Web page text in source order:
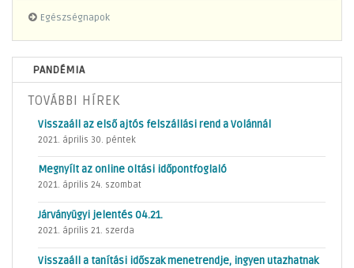
Egészségnapok
PANDÉMIA
TOVÁBBI HÍREK
Visszaáll az első ajtós felszállási rend a Volánnál
2021. április 30. péntek
Megnyílt az online oltási időpontfoglaló
2021. április 24. szombat
Járványügyi jelentés 04.21.
2021. április 21. szerda
Visszaáll a tanítási időszak menetrendje, ingyen utazhatnak